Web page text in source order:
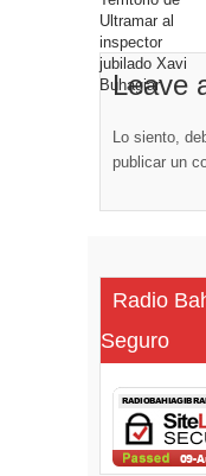
Leave
Lo siento,
publicar un
Radio
Seguro